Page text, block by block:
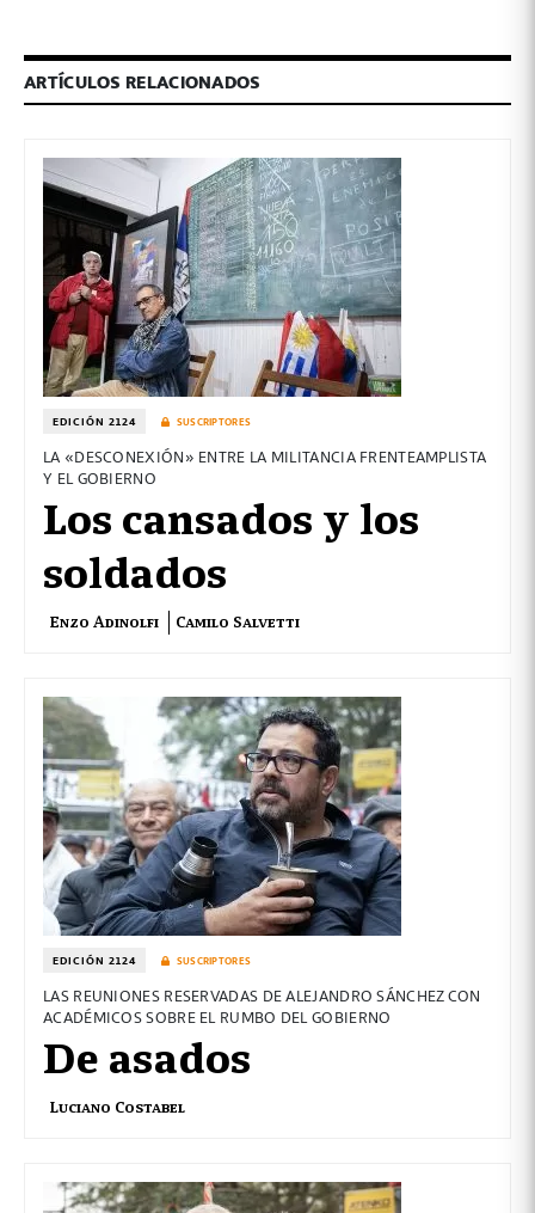
ARTÍCULOS RELACIONADOS
EDICIÓN 2124 SUSCRIPTORES
LA «DESCONEXIÓN» ENTRE LA MILITANCIA FRENTEAMPLISTA
Y EL GOBIERNO
Los cansados y los
soldados
Enzo Adinolfi Camilo Salvetti
EDICIÓN 2124 SUSCRIPTORES
LAS REUNIONES RESERVADAS DE ALEJANDRO SÁNCHEZ CON
ACADÉMICOS SOBRE EL RUMBO DEL GOBIERNO
De asados
Luciano Costabel